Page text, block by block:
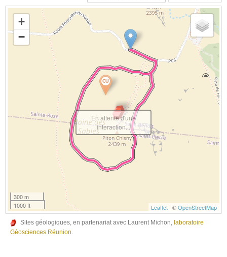
+
−
300 m
1000 ft
Leaflet | ©OpenStreetMap
En attente d'une
interaction...
Sites géologiques, en partenariat avec Laurent Michon,
laboratoire
Géosciences Réunion